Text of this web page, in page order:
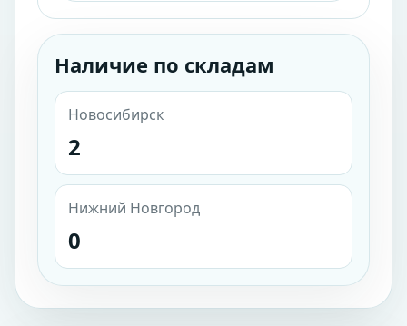
Наличие по складам
Новосибирск
2
Нижний Новгород
0